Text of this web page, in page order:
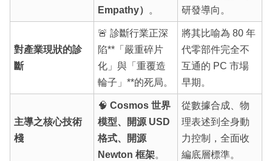
Empathy）
。
研發導向。
對產業現狀的診
斷
🚨 診斷行業正深
陷**「嚴重碎片
化」與「重覆造
輪子」**的死局。
將其比喻為 80 年
代零部件完全不
互通的 PC 市場
早期。
主導之核心技術
棧
🧠 Cosmos 世界
模型、開源 USD
格式、開源
Newton 框架。
從數據合成、物
理表述到全身動
力控制，全面收
編底層標準。